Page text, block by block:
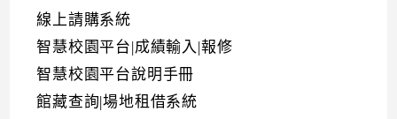
線上請購系統
智慧校園平台|成績輸入|報修
智慧校園平台說明手冊
館藏查詢|場地租借系統